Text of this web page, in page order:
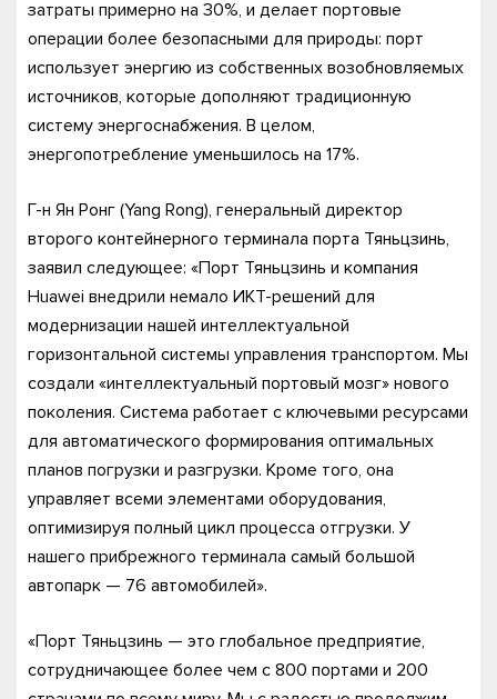
затраты примерно на 30%, и делает портовые
операции более безопасными для природы: порт
использует энергию из собственных возобновляемых
источников, которые дополняют традиционную
систему энергоснабжения. В целом,
энергопотребление уменьшилось на 17%.
Г-н Ян Ронг (Yang Rong), генеральный директор
второго контейнерного терминала порта Тяньцзинь,
заявил следующее: «Порт Тяньцзинь и компания
Huawei внедрили немало ИКТ-решений для
модернизации нашей интеллектуальной
горизонтальной системы управления транспортом. Мы
создали «интеллектуальный портовый мозг» нового
поколения. Система работает с ключевыми ресурсами
для автоматического формирования оптимальных
планов погрузки и разгрузки. Кроме того, она
управляет всеми элементами оборудования,
оптимизируя полный цикл процесса отгрузки. У
нашего прибрежного терминала самый большой
автопарк — 76 автомобилей».
«Порт Тяньцзинь — это глобальное предприятие,
сотрудничающее более чем с 800 портами и 200